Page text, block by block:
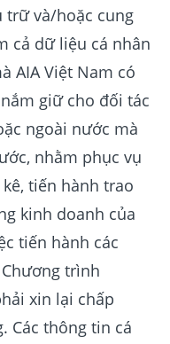
trữ và/hoặc cung
cả dữ liệu cá nhân
AIA Việt Nam có
giữ cho đối tác
ngoài nước mà
nhằm phục vụ
tiến hành trao
kinh doanh của
tiến hành các
trình
xin lại chấp
Các thông tin cá